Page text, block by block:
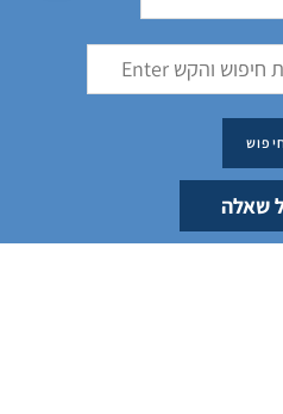
שאלה